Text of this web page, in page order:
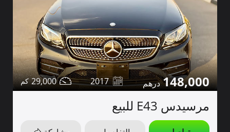
148,000
2017
29,000
مرسيدس E43 للبيع